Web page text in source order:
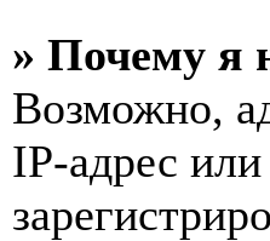
» Почему я
Возможно,
IP-адрес